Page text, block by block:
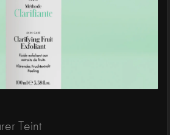
Teint